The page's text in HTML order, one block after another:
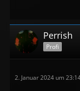
Perrish
Profi
2. Januar 2024 um